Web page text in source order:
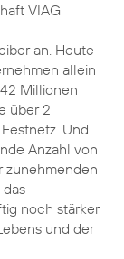
VIAG
an. Heute
allein
Millionen
über 2
Und
Anzahl von
zunehmenden
noch stärker
und der